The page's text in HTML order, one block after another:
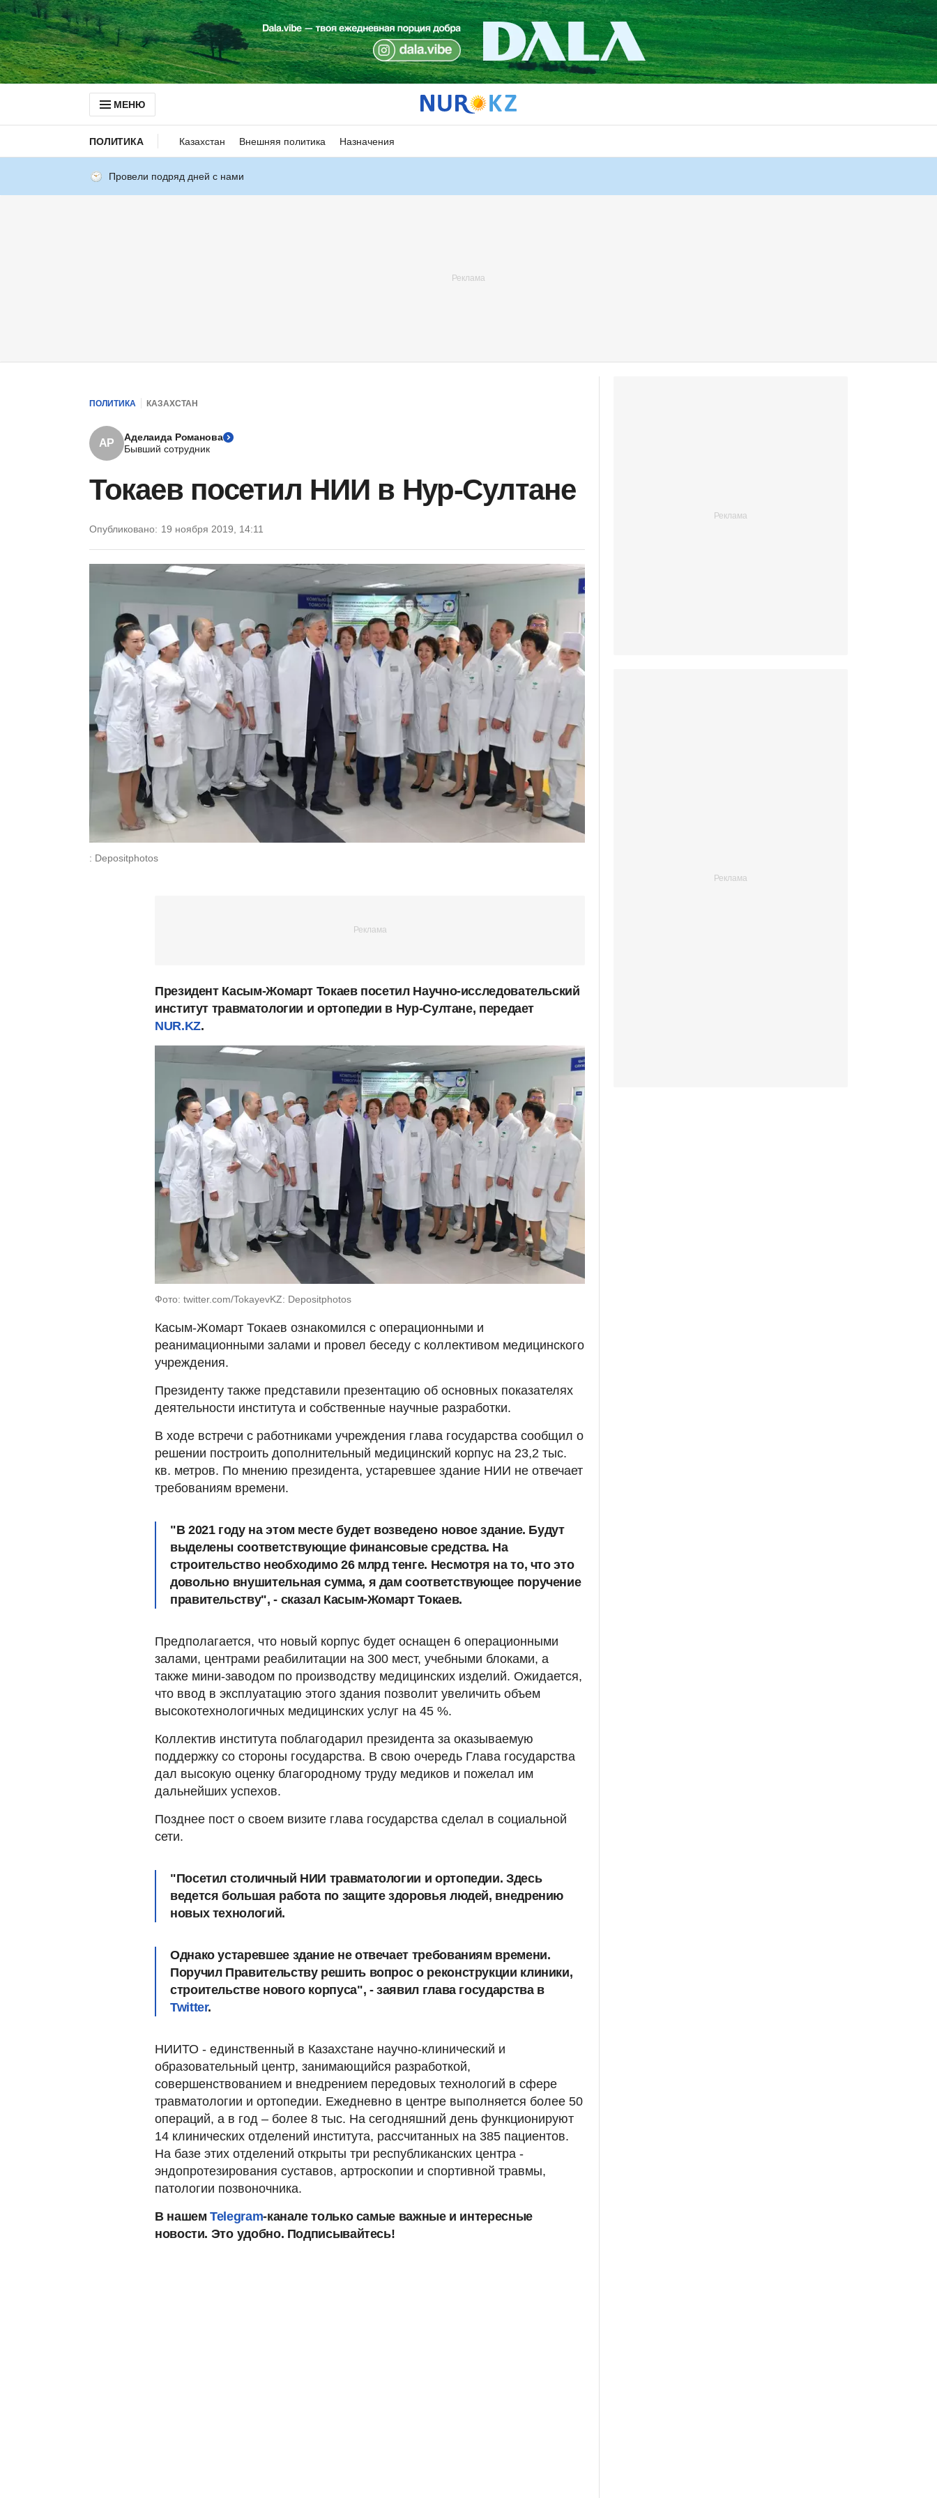
МЕНЮ
ПОЛИТИКА Казахстан Внешняя политика Назначения
Провели подряд дней с нами
ПОЛИТИКА КАЗАХСТАН
АР
Аделаида Романова
Бывший сотрудник
Токаев посетил НИИ в Нур-Султане
Опубликовано: 19 ноября 2019, 14:11
: Depositphotos
Президент Касым-Жомарт Токаев посетил Научно-исследовательский
институт травматологии и ортопедии в Нур-Султане, передает
NUR.KZ.
Фото: twitter.com/TokayevKZ: Depositphotos
Касым-Жомарт Токаев ознакомился с операционными и
реанимационными залами и провел беседу с коллективом медицинского
учреждения.
Президенту также представили презентацию об основных показателях
деятельности института и собственные научные разработки.
В ходе встречи с работниками учреждения глава государства сообщил о
решении построить дополнительный медицинский корпус на 23,2 тыс.
кв. метров. По мнению президента, устаревшее здание НИИ не отвечает
требованиям времени.
"В 2021 году на этом месте будет возведено новое здание. Будут
выделены соответствующие финансовые средства. На
строительство необходимо 26 млрд тенге. Несмотря на то, что это
довольно внушительная сумма, я дам соответствующее поручение
правительству", - сказал Касым-Жомарт Токаев.
Предполагается, что новый корпус будет оснащен 6 операционными
залами, центрами реабилитации на 300 мест, учебными блоками, а
также мини-заводом по производству медицинских изделий. Ожидается,
что ввод в эксплуатацию этого здания позволит увеличить объем
высокотехнологичных медицинских услуг на 45 %.
Коллектив института поблагодарил президента за оказываемую
поддержку со стороны государства. В свою очередь Глава государства
дал высокую оценку благородному труду медиков и пожелал им
дальнейших успехов.
Позднее пост о своем визите глава государства сделал в социальной
сети.
"Посетил столичный НИИ травматологии и ортопедии. Здесь
ведется большая работа по защите здоровья людей, внедрению
новых технологий.
Однако устаревшее здание не отвечает требованиям времени.
Поручил Правительству решить вопрос о реконструкции клиники,
строительстве нового корпуса", - заявил глава государства в
Twitter.
НИИТО - единственный в Казахстане научно-клинический и
образовательный центр, занимающийся разработкой,
совершенствованием и внедрением передовых технологий в сфере
травматологии и ортопедии. Ежедневно в центре выполняется более 50
операций, а в год – более 8 тыс. На сегодняшний день функционируют
14 клинических отделений института, рассчитанных на 385 пациентов.
На базе этих отделений открыты три республиканских центра -
эндопротезирования суставов, артроскопии и спортивной травмы,
патологии позвоночника.
В нашемTelegram-канале только самые важные и интересные
новости. Это удобно. Подписывайтесь!